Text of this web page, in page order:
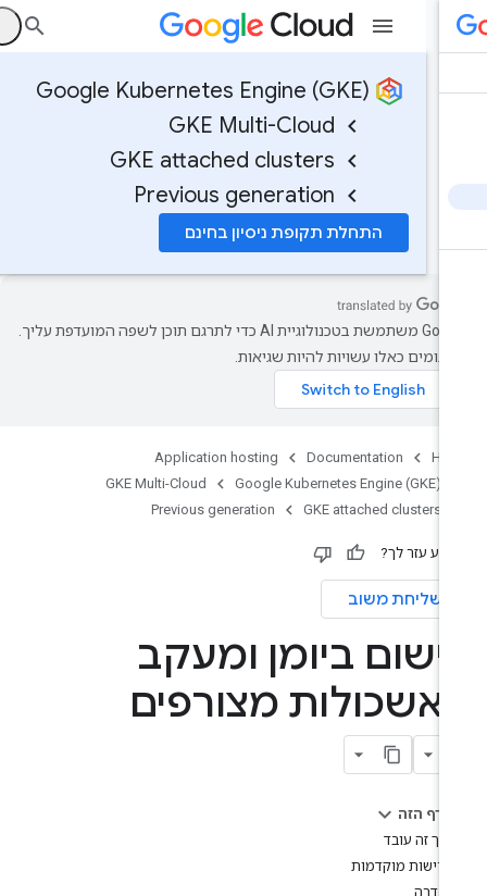
Google Kubernetes Engine (GKE)
GKE Multi-Cloud
GKE attached clusters
Previous generation
התחלת תקופת ניסיון בחינם
‫Google משתמשת בטכנולוגיית AI כדי לתרגם תוכן לשפה המועדפת עליך.
כאלו עשויות להיות שגיאות.
Documentation
Application hosting
Google Kubernetes Engine (GKE)
GKE Multi-Cloud
GKE attached clusters
Previous generation
עזר לך?
שליחת משוב
ביומן ומעקב
מצורפים
בדף הזה
איך זה עובד
דרישות מוקדמות